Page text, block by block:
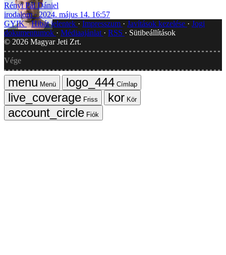
Rényi Pál Dániel
irodalom
2024. május 14. 16:57
GYIK Hibát jelentek Impresszum Javítások kezelése
Jogi
dokumentumok
Médiaajánlat RSS
Sütibeállítások
© 2026 Magyar Jeti Zrt.
Vége
Menü
Címlap
Friss
Kör
Fiók